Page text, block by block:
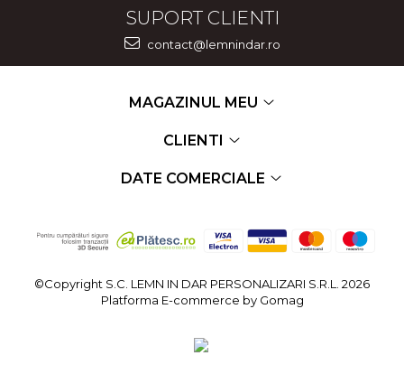
SUPORT CLIENTI
contact@lemnindar.ro
MAGAZINUL MEU
CLIENTI
DATE COMERCIALE
©Copyright S.C. LEMN IN DAR PERSONALIZARI S.R.L. 2026
Platforma E-commerce by Gomag